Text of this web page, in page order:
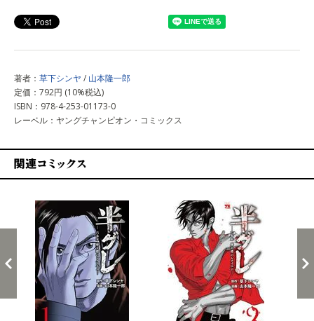
著者： 草下シンヤ / 山本隆一郎
定価：792円 (10%税込)
ISBN：978-4-253-01173-0
レーベル：ヤングチャンピオン・コミックス